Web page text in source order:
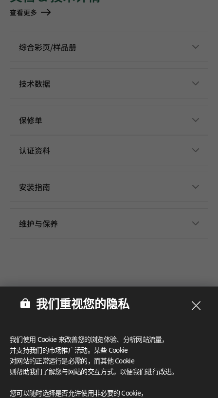
查看更多
综合彩页/样品册
技术数据
保修单
认证资料
安装指南
维护与保养
我们重视您的隐私
我们使用 Cookie 来改善您的浏览体验、分析网站流量，
并支持我们的市场推广活动。某些 Cookie
对网站的正常运行是必需的，而其他 Cookie
则帮助我们了解您与网站的交互方式，以便我们进行改进。
您可以随时选择是否允许使用非必要的 Cookie，